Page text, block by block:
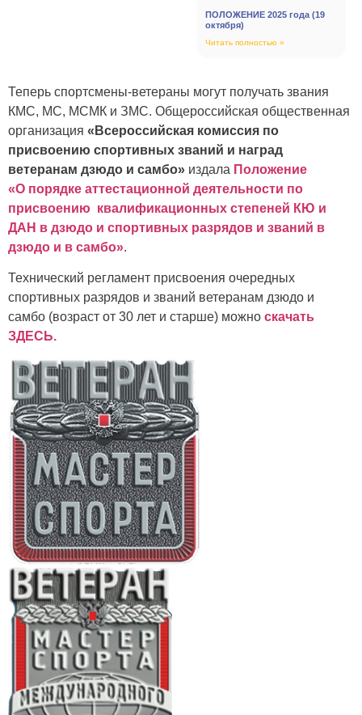
ПОЛОЖЕНИЕ 2025 года (19
октября)
Читать полностью »
Теперь спортсмены-ветераны могут получать звания
КМС, МС, МСМК и ЗМС. Общероссийская общественная
организация «Всероссийская комиссия по
присвоению спортивных званий и наград
ветеранам дзюдо и самбо» издала Положение
«О порядке аттестационной деятельности по
присвоению квалификационных степеней КЮ и
ДАН в дзюдо и спортивных разрядов и званий в
дзюдо и в самбо».
Технический регламент присвоения очередных
спортивных разрядов и званий ветеранам дзюдо и
самбо (возраст от 30 лет и старше) можно скачать
ЗДЕСЬ.